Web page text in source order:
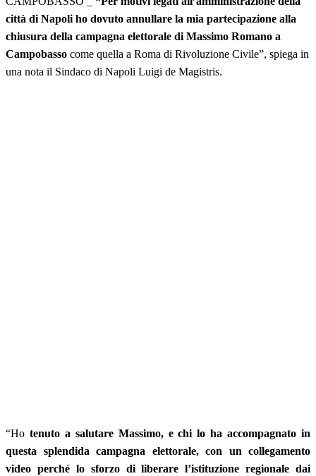
città di Napoli ho dovuto annullare la mia partecipazione alla
chiusura della campagna elettorale di Massimo Romano a
Campobasso come quella a Roma di Rivoluzione Civile”, spiega in
una nota il Sindaco di Napoli Luigi de Magistris.
“Ho tenuto a salutare Massimo, e chi lo ha accompagnato in
questa splendida campagna elettorale, con un collegamento
video perché lo sforzo di liberare l’istituzione regionale dai